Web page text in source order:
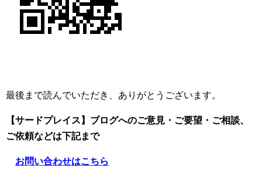
最後まで読んでいただき、ありがとうございます。
【サードプレイス】ブログへのご意見・ご要望・ご相談、
ご依頼などは下記まで
お問い合わせはこちら